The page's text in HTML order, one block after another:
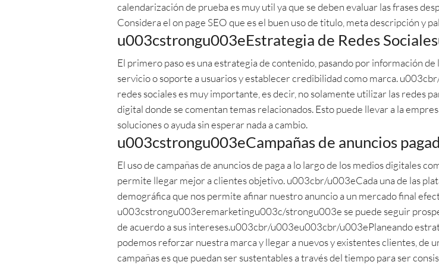
calendarización de prueba es muy util ya que se deben evaluar las frases
Considera el on page SEO que es el buen uso de titulo, meta descripción y
u003cstrongu003eEstrategia de Redes
El primero paso es una estrategia de contenido, pasando por información
servicio o soporte a usuarios y establecer credibilidad como marca.
redes sociales es muy importante, es decir, no solamente utilizar las redes
digital donde se comentan temas relacionados. Esto puede llevar a la
soluciones o ayuda sin esperar nada a cambio.
u003cstrongu003eCampañas de anuncios
El uso de campañas de anuncios de paga a lo largo de los medios digitales
permite llegar mejor a clientes objetivo. u003cbr/u003eCada una de las
demográfica que nos permite afinar nuestro anuncio a un mercado final
u003cstrongu003eremarketingu003c/strongu003e se puede seguir
de acuerdo a sus intereses.u003cbr/u003eu003cbr/u003ePlaneando
podemos reforzar nuestra marca y llegar a nuevos y existentes clientes, de
campañas es que puedan ser sustentables a través del tiempo para ser